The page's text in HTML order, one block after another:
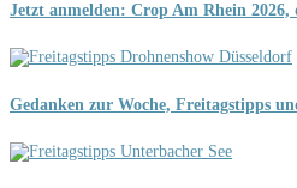
Jetzt anmelden: Crop Am Rhein 2026,
Gedanken zur Woche, Freitagstipps